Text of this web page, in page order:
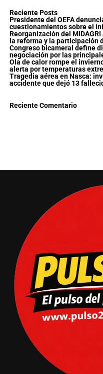
Reciente Posts
Presidente del OEFA
cuestionamientos sobre el
Reorganización del
la reforma y la participación
Congreso bicameral define
negociación por las
Ola de calor rompe el
alerta por temperaturas
Tragedia aérea en Nasca:
accidente que dejó 13
Reciente Comentario